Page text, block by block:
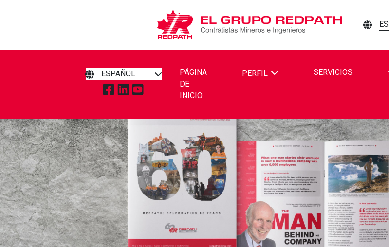
ESPAÑOL
TOQUE PARA VISITAR REDPATH MINING CONTRACTORS AND ENGINEERS EN
TOQUE PARA VISITAR REDPATH MINING CONTRACTORS AND ENGINEERS
TOQUE PARA VISITAR REDPATH MINING CONTRACTORS AND
PÁGINA
DE
INICIO
PERFIL SERVICIOS